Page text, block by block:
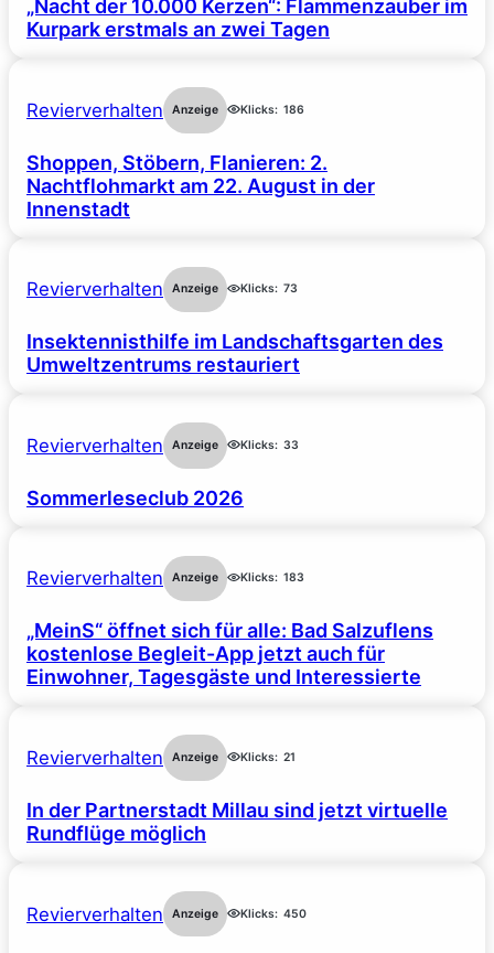
„Nacht der 10.000 Kerzen“: Flammenzauber im
Kurpark erstmals an zwei Tagen
Revierverhalten Anzeige Klicks: 186
Shoppen, Stöbern, Flanieren: 2.
Nachtflohmarkt am 22. August in der
Innenstadt
Revierverhalten Anzeige Klicks: 73
Insektennisthilfe im Landschaftsgarten des
Umweltzentrums restauriert
Revierverhalten Anzeige Klicks: 33
Sommerleseclub 2026
Revierverhalten Anzeige Klicks: 183
„MeinS“ öffnet sich für alle: Bad Salzuflens
kostenlose Begleit-App jetzt auch für
Einwohner, Tagesgäste und Interessierte
Revierverhalten Anzeige Klicks: 21
In der Partnerstadt Millau sind jetzt virtuelle
Rundflüge möglich
Revierverhalten Anzeige Klicks: 450